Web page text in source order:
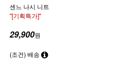
센느 나시 니트
"[기획특가]"
29,900원
(조건) 배송